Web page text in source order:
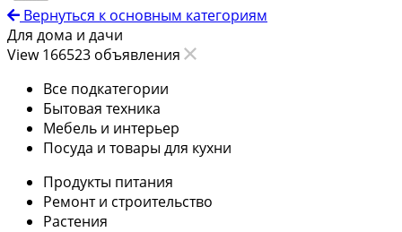
Вернуться к основным категориям
Для дома и дачи
View 166523 объявления
Все подкатегории
Бытовая техника
Мебель и интерьер
Посуда и товары для кухни
Продукты питания
Ремонт и строительство
Растения